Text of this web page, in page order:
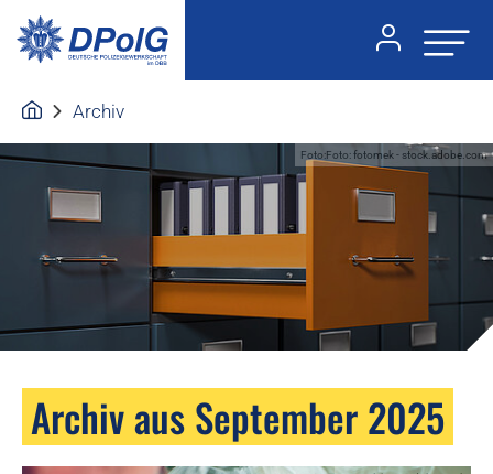
Archiv
Foto:Foto: fotomek - stock.adobe.com
Archiv aus September 2025